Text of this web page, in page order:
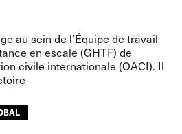
au sein de l’Équipe de travail
en escale (GHTF) de
civile internationale (OACI). Il